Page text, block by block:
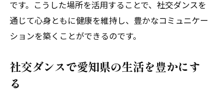
です。こうした場所を活用することで、社交ダンスを
通じて心身ともに健康を維持し、豊かなコミュニケー
ションを築くことができるのです。
社交ダンスで愛知県の生活を豊かにす
る